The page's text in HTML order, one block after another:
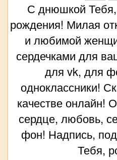
С днюшкой
рождения! Милая
и любимой
сердечками для
для vk, для
одноклассники!
качестве онлайн!
сердце, любовь,
фон! Надпись,
Тебя,